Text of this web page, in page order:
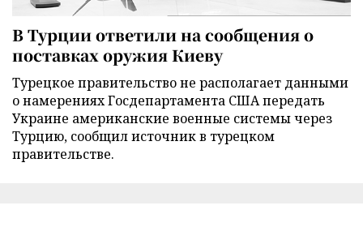
В Турции ответили на сообщения о
поставках оружия Киеву
Турецкое правительство не располагает данными
о намерениях Госдепартамента США передать
Украине американские военные системы через
Турцию, сообщил источник в турецком
правительстве.